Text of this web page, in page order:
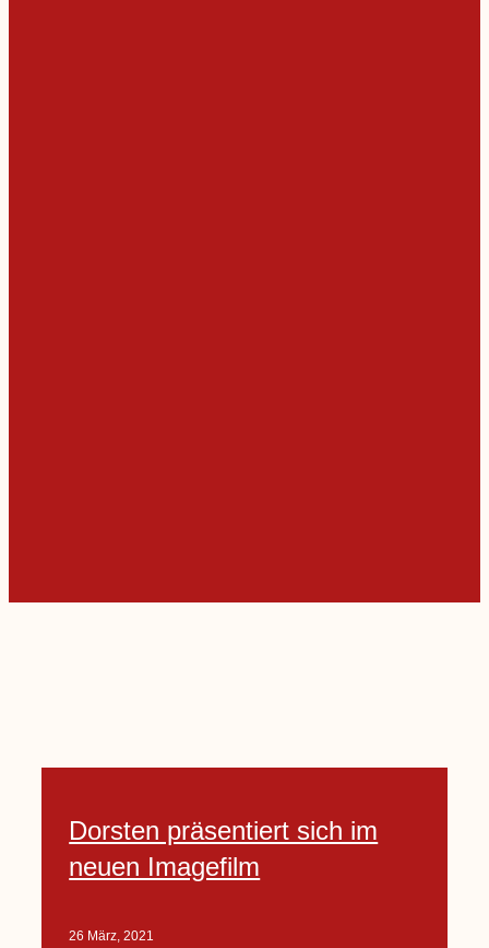
Dorsten präsentiert sich im
neuen Imagefilm
26 März, 2021